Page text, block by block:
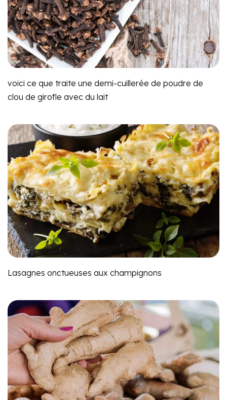
voici ce que traite une demi-cuillerée de poudre de
clou de girofle avec du lait
Lasagnes onctueuses aux champignons